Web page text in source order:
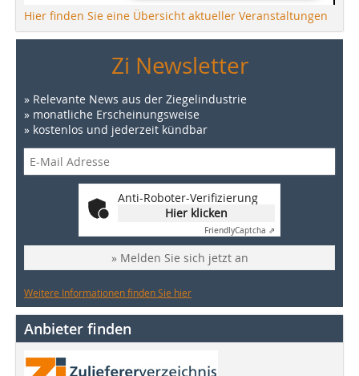
Hier finden Sie eine Übersicht aktueller Veranstaltungen
Zi Newsletter
» Relevante News aus der Ziegelindustrie
» monatliche Erscheinungsweise
» kostenlos und jederzeit kündbar
Anti-Roboter-Verifizierung
Hier klicken
FriendlyCaptcha ⇗
» Melden Sie sich jetzt an
Weitere Informationen finden Sie hier
Anbieter finden